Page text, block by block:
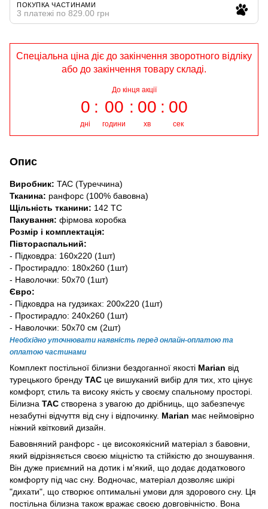
ПОКУПКА ЧАСТИНАМИ
3 платежі по 829.00 грн
Спеціальна ціна діє до закінчення зворотного відліку
або до закінчення товару складі.
До кінця акції
0
дні
00
години
00
хв
00
сек
Опис
Виробник: TAC (Туреччина)
Тканина: ранфорс (100% бавовна)
Щільність тканини: 142 TC
Пакування: фірмова коробка
Розмір і комплектація:
Півтораспальний:
- Підковдра: 160х220 (1шт)
- Простирадло: 180x260 (1шт)
- Наволочки: 50x70 (1шт)
Євро:
- Підковдра на гудзиках: 200x220 (1шт)
- Простирадло: 240х260 (1шт)
- Наволочки: 50x70 см (2шт)
Необхідно уточнювати наявність перед онлайн-оплатою та
оплатою частинами
Комплект постільної білизни бездоганної якості Marian від
турецького бренду TAC це вишуканий вибір для тих, хто цінує
комфорт, стиль та високу якість у своєму спальному просторі.
Білизна TAC створена з увагою до дрібниць, що забезпечує
незабутні відчуття від сну і відпочинку. Marian має неймовірно
ніжний квітковий дизайн.
Бавовняний ранфорс - це високоякісний матеріал з бавовни,
який відрізняється своєю міцністю та стійкістю до зношування.
Він дуже приємний на дотик і м'який, що додає додаткового
комфорту під час сну. Водночас, матеріал дозволяє шкірі
"дихати", що створює оптимальні умови для здорового сну. Ця
постільна білизна також вражає своєю довговічністю. Вона